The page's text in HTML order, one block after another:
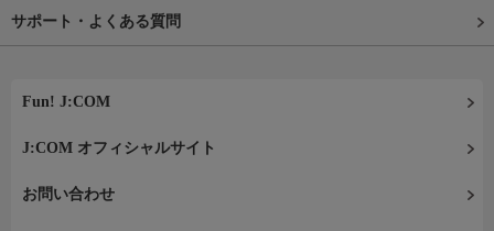
サポート・よくある質問
Fun! J:COM
J:COM オフィシャルサイト
お問い合わせ